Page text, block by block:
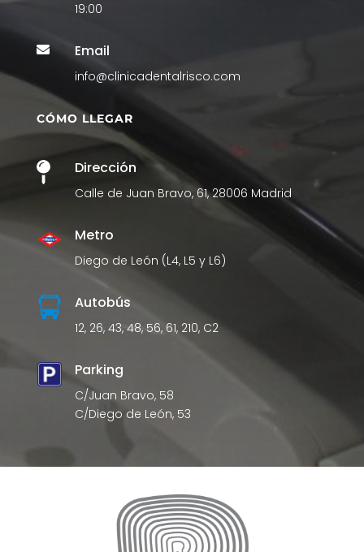
19:00
 Email
info@clinicadentalrisco.com
CÓMO LLEGAR
 Dirección
Calle de Juan Bravo, 61, 28006 Madrid
Metro
Diego de León (L4, L5 y L6)
Autobús
12, 26, 43, 48, 56, 61, 210, C2
Parking
C/Juan Bravo, 58
C/Diego de León, 53